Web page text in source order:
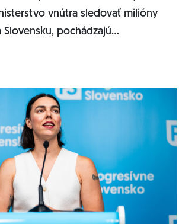
vnútra sledovať milióny
pochádzajú
Ruska. Dnes hnutie prinieslo